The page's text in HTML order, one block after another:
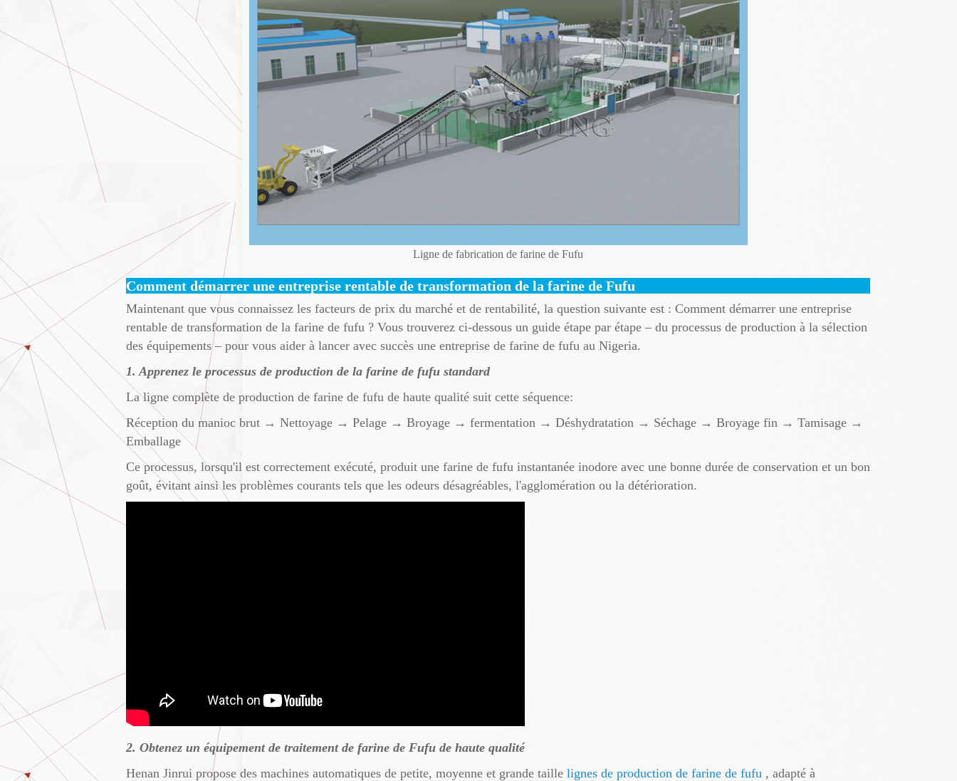
Ligne de fabrication de farine de Fufu
Comment démarrer une entreprise rentable de transformation de la farine de Fufu
Maintenant que vous connaissez les facteurs de prix du marché et de rentabilité, la question suivante est : Comment démarrer une entreprise
rentable de transformation de la farine de fufu ? Vous trouverez ci-dessous un guide étape par étape – du processus de production à la sélection
des équipements – pour vous aider à lancer avec succès une entreprise de farine de fufu au Nigeria.
1. Apprenez le processus de production de la farine de fufu standard
La ligne complète de production de farine de fufu de haute qualité suit cette séquence:
Réception du manioc brut → Nettoyage → Pelage → Broyage → fermentation → Déshydratation → Séchage → Broyage fin → Tamisage →
Emballage
Ce processus, lorsqu'il est correctement exécuté, produit une farine de fufu instantanée inodore avec une bonne durée de conservation et un bon
goût, évitant ainsi les problèmes courants tels que les odeurs désagréables, l'agglomération ou la détérioration.
2. Obtenez un équipement de traitement de farine de Fufu de haute qualité
Henan Jinrui propose des machines automatiques de petite, moyenne et grande taille lignes de production de farine de fufu , adapté à